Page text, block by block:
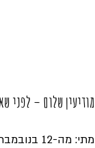
מודיעין שלום – לפני
מתי: מה-12 בנובמבר 2019 עד 3 במאי 2020.